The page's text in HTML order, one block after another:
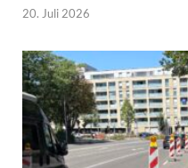
20. Juli 2026